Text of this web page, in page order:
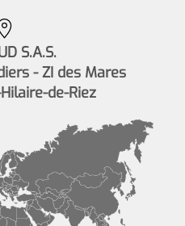
S.A.S.
- ZI des Mares
de-Riez